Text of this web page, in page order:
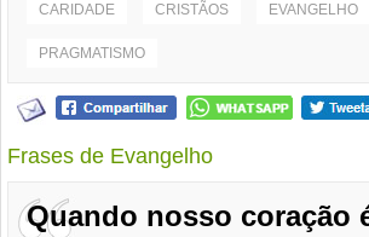
CARIDADE CRISTÃOS EVANGELHO
PRAGMATISMO
Frases de Evangelho
Quando nosso coração